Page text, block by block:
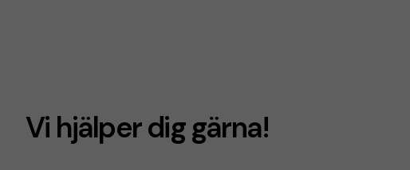
Vi hjälper dig gärna!